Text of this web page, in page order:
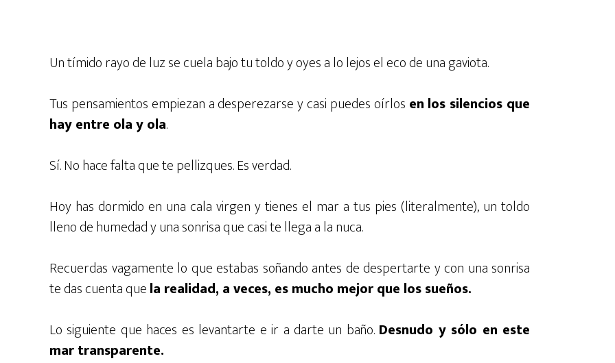
Un tímido rayo de luz se cuela bajo tu toldo y oyes a lo lejos el eco de una gaviota.
Tus pensamientos empiezan a desperezarse y casi puedes oírlos en los silencios que
hay entre ola y ola.
Sí. No hace falta que te pellizques. Es verdad.
Hoy has dormido en una cala virgen y tienes el mar a tus pies (literalmente), un toldo
lleno de humedad y una sonrisa que casi te llega a la nuca.
Recuerdas vagamente lo que estabas soñando antes de despertarte y con una sonrisa
te das cuenta quela realidad, a veces, es mucho mejor que los sueños.
Lo siguiente que haces es levantarte e ir a darte un baño. Desnudo y sólo en este
mar transparente.